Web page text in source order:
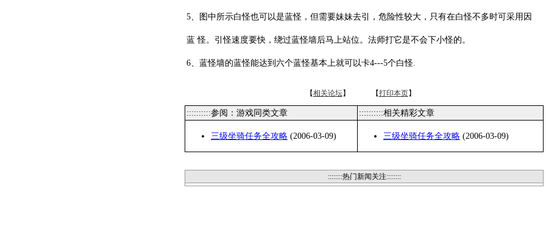
5、图中所示白怪也可以是蓝怪，但需要妹妹去引，危险性较大，只有在白怪不多时可采用因
蓝 怪。引怪速度要快，绕过蓝怪墙后马上站位。法师打它是不会下小怪的。
6、蓝怪墙的蓝怪能达到六个蓝怪基本上就可以卡4---5个白怪.
【相关论坛】 【打印本页】
::::::::::参阅：游戏同类文章 ::::::::::相关精彩文章
三级坐骑任务全攻略 (2006-03-09) 三级坐骑任务全攻略 (2006-03-09)
::::::::热门新闻关注::::::::